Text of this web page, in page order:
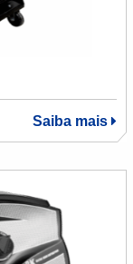
Saiba mais